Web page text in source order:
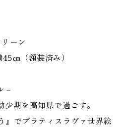
ーン
㎝（額装済み）
－
期を高知県で過ごす。
』でブラティスラヴァ世界絵